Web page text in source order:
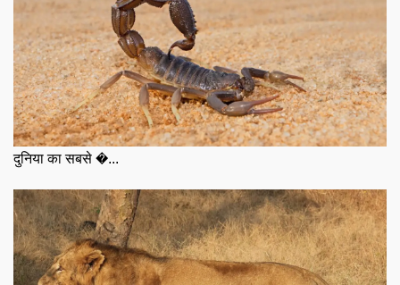
दुनिया का सबसे �...